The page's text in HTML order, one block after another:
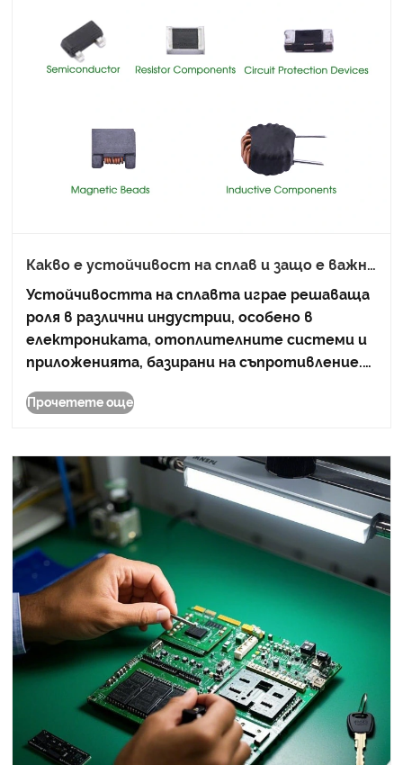
Какво е устойчивост на сплав и защо е важно
Устойчивостта на сплавта играе решаваща
роля в различни индустрии, особено в
електрониката, отоплителните системи и
приложенията, базирани на съпротивление.
свойствата на устойчивостта на сплавта,
Прочетете още